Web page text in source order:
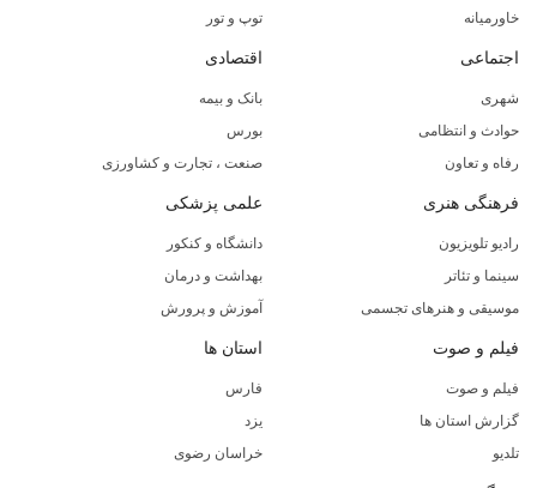
خاورمیانه
توپ و تور
اجتماعی
شهری
حوادث و انتظامی
رفاه و تعاون
اقتصادی
بانک و بیمه
بورس
صنعت ، تجارت و کشاورزی
فرهنگی هنری
رادیو تلویزیون
سینما و تئاتر
موسیقی و هنرهای تجسمی
علمی پزشکی
دانشگاه و کنکور
بهداشت و درمان
آموزش و پرورش
فیلم و صوت
فیلم و صوت
گزارش استان ها
تلدیو
استان ها
فارس
یزد
خراسان رضوی